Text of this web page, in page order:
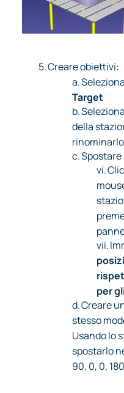
5.Creare obiettivi:
a.
Target
b.
della
c.
vi.
vii.
per
d.Creare
stesso
Usando lo
spostarlo
90, 0, 0, 180